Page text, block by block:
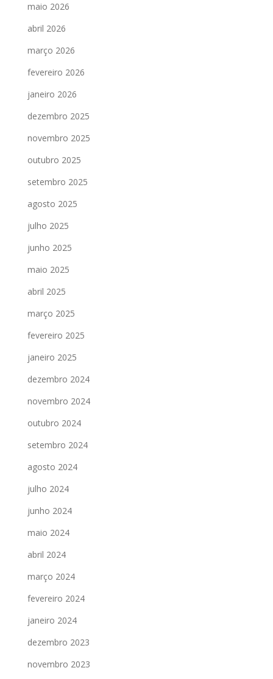
maio 2026
abril 2026
março 2026
fevereiro 2026
janeiro 2026
dezembro 2025
novembro 2025
outubro 2025
setembro 2025
agosto 2025
julho 2025
junho 2025
maio 2025
abril 2025
março 2025
fevereiro 2025
janeiro 2025
dezembro 2024
novembro 2024
outubro 2024
setembro 2024
agosto 2024
julho 2024
junho 2024
maio 2024
abril 2024
março 2024
fevereiro 2024
janeiro 2024
dezembro 2023
novembro 2023